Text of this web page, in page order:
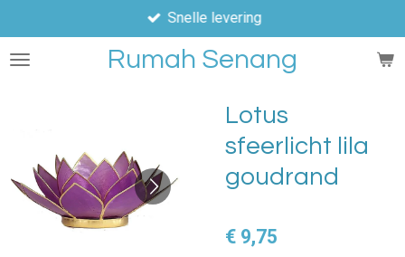
direct
naar
Rumah Senang
Snelle levering
Lotus
sfeerlicht lila
goudrand
€ 9,75